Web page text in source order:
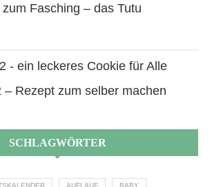
Fasching – das Tutu
– Rezept zum selber machen
SCHLAGWÖRTER
AUFLAUF BABY